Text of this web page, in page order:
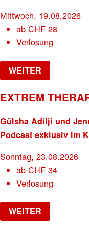
Mittwoch, 19.08.2026
abCHF 28
Verlosung
WEITER
EXTREM
Gülsha Adilji und
Podcast exklusiv im
Sonntag, 23.08.2026
abCHF 34
Verlosung
WEITER